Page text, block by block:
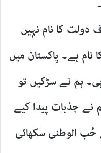
دولت کا نام نہیں
نام ہے۔ پاکستان میں
ہم نے سڑکیں تو
نے جذبات پیدا کیے
حُب الوطنی سکھائی